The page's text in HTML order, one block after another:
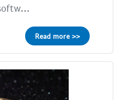
Read more >>